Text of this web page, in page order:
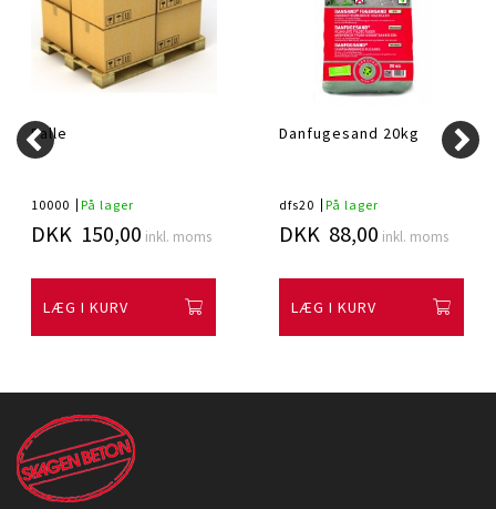
Palle
10000 På lager
DKK 150,00 inkl. moms
LÆG I KURV
Danfugesand 20kg
dfs20 På lager
DKK 88,00 inkl. moms
LÆG I KURV